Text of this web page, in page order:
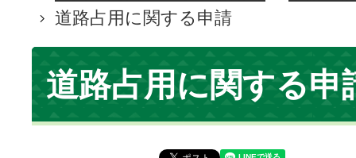
の
位
置
道路占用に関する申請
道路占用に関する申